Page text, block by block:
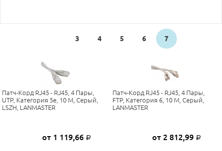
3 4 5 6 7
Патч-Корд RJ45 - RJ45, 4 Пары,
UTP, Категория 5е, 10 М, Серый,
LSZH, LANMASTER
от 1 119,66 Р
Патч-Корд RJ45 - RJ45, 4 Пары,
FTP, Категория 6, 10 М, Серый,
LANMASTER
от 2 812,99 Р